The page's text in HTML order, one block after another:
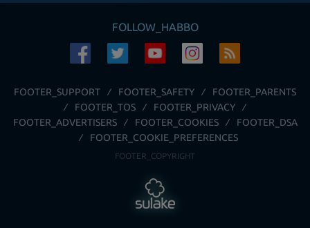
FOLLOW_HABBO
FOOTER_SUPPORT FOOTER_SAFETY
FOOTER_PARENTS
FOOTER_TOS
FOOTER_PRIVACY
FOOTER_ADVERTISERS
FOOTER_COOKIES
FOOTER_DSA
FOOTER_COOKIE_PREFERENCES
FOOTER_COPYRIGHT